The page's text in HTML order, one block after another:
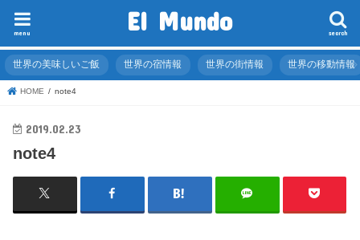
El Mundo search
menu
世界の美味しいご飯 世界の宿情報 世界の街情報 世界の移動情報
HOME note4
2019.02.23
note4